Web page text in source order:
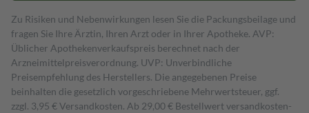
Zu Risiken und Nebenwirkungen lesen Sie die Packungsbeilage und
fragen Sie Ihre Ärztin, Ihren Arzt oder in Ihrer Apotheke. AVP:
Üblicher Apothekenverkaufspreis berechnet nach der
Arzneimittelpreisverordnung. UVP: Unverbindliche
Preisempfehlung des Herstellers. Die angegebenen Preise
beinhalten die gesetzlich vorgeschriebene Mehrwertsteuer, ggf.
zzgl. 3,95 € Versandkosten. Ab 29,00 € Bestell­wert versand­kosten­